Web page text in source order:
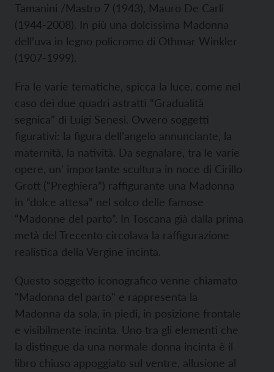
Tamanini /Mastro 7 (1943), Mauro De Carli
(1944-2008). In più una dolcissima Madonna
dell’uva in legno policromo di Othmar Winkler
(1907-1999).
Fra le varie tematiche, spicca la luce, come nel
caso dei due quadri astratti “Gradualità
segnica” di Luigi Senesi. Ovvero soggetti
figurativi: la figura dell’angelo annunciante, la
maternità, la natività. Da segnalare, tra le varie
opere, un' importante scultura in noce di Cirillo
Grott (“Preghiera”) raffigurante una Madonna
in “dolce attesa” nel solco delle famose
“Madonne del parto”. In Toscana già dalla prima
metà del Trecento circolava la raffigurazione
realistica della Vergine incinta.
Questo soggetto iconografico venne chiamato
"Madonna del parto" e rappresenta la
Madonna da sola, in piedi, in posizione frontale
e visibilmente incinta. Uno tra gli elementi che
la distingue da una normale donna incinta è il
libro chiuso appoggiato sul ventre, allusione al